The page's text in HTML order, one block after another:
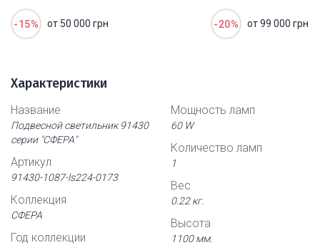
-15% от 50 000 грн -20% от 99 000 грн
Характеристики
Название
Подвесной светильник 91430
серии "СФЕРА"
Артикул
91430-1087-ls224-0173
Коллекция
СФЕРА
Год коллекции
Мощность ламп
60 W
Количество ламп
1
Вес
0.22 кг.
Высота
1100 мм.